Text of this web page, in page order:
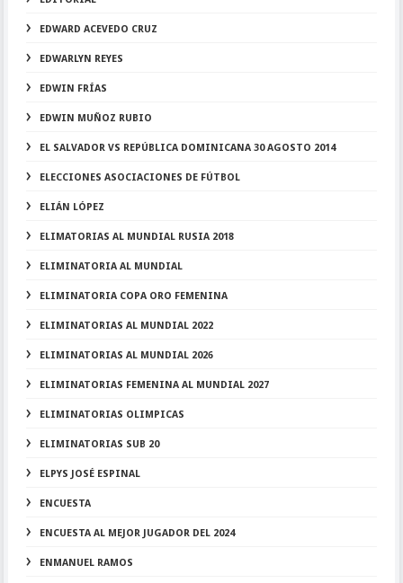
EDWARD ACEVEDO CRUZ
EDWARLYN REYES
EDWIN FRÍAS
EDWIN MUÑOZ RUBIO
EL SALVADOR VS REPÚBLICA DOMINICANA 30 AGOSTO 2014
ELECCIONES ASOCIACIONES DE FÚTBOL
ELIÁN LÓPEZ
ELIMATORIAS AL MUNDIAL RUSIA 2018
ELIMINATORIA AL MUNDIAL
ELIMINATORIA COPA ORO FEMENINA
ELIMINATORIAS AL MUNDIAL 2022
ELIMINATORIAS AL MUNDIAL 2026
ELIMINATORIAS FEMENINA AL MUNDIAL 2027
ELIMINATORIAS OLIMPICAS
ELIMINATORIAS SUB 20
ELPYS JOSÉ ESPINAL
ENCUESTA
ENCUESTA AL MEJOR JUGADOR DEL 2024
ENMANUEL RAMOS